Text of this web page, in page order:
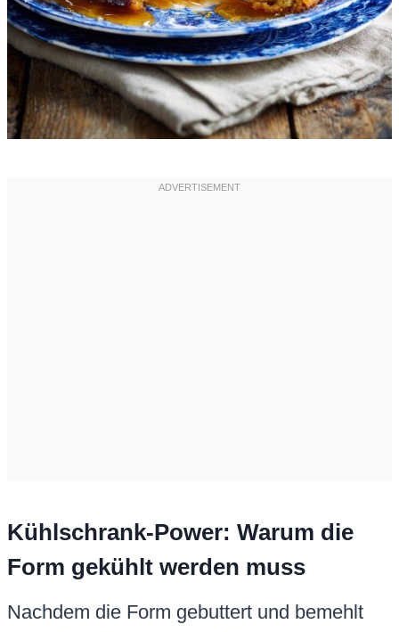
Kühlschrank-Power: Warum die
Form gekühlt werden muss
Nachdem die Form gebuttert und bemehlt